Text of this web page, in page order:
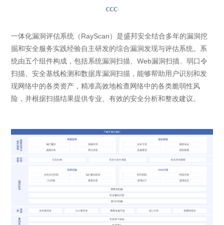
一体化漏洞评估系统（RayScan）是盛邦安全结合多年的漏洞挖
掘和安全服务实践经验自主研发的综合漏洞发现与评估系统。系
统由五个组件构成，包括系统漏洞扫描、Web漏洞扫描、弱口令
扫描、安全基线检测和数据库漏洞扫描，能够帮助用户识别和发
现网络中的各类资产，精准高效地检查网络中的各类脆弱性风
险，并根据扫描结果提供专业、有效的安全分析和整改建议。